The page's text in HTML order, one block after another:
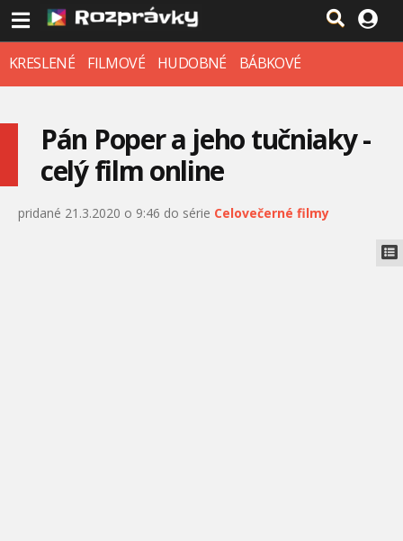
KRESLENÉ FILMOVÉ HUDOBNÉ BÁBKOVÉ
Pán Poper a jeho tučniaky -
celý film online
pridané 21.3.2020 o 9:46 do série Celovečerné filmy